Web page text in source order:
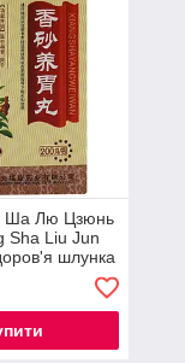
Ша Лю Цзюнь
Sha Liu Jun
шлунка